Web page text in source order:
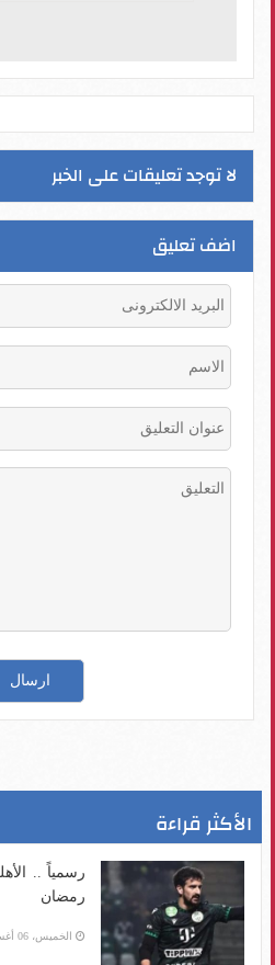
لا توجد تعليقات على الخبر
اضف تعليق
الأكثر قراءة
رسمياً ..
رمضان
الخميس، 06 أغسطس 2026 11:37 م